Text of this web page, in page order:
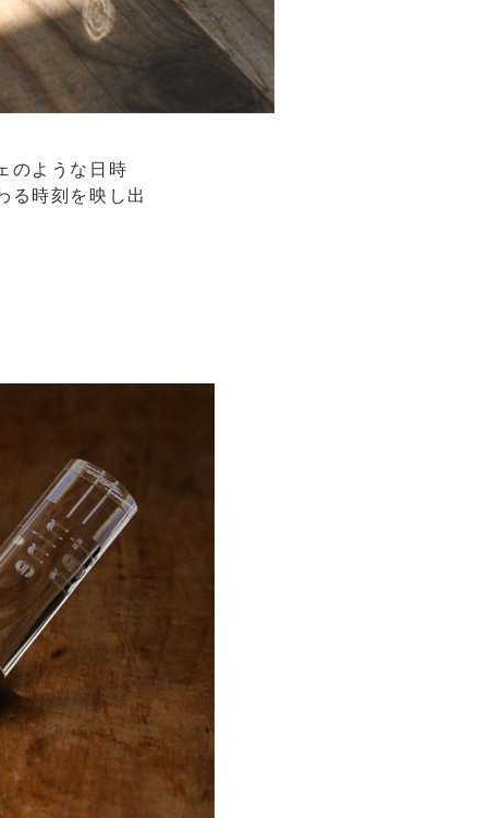
のような日時
る時刻を映し出